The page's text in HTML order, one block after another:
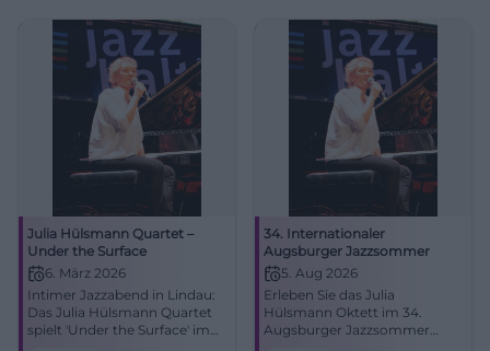
Julia Hülsmann Quartet –
Under the Surface
6. März 2026
Intimer Jazzabend in Lindau:
Das Julia Hülsmann Quartet
spielt 'Under the Surface' im
34. Internationaler
Augsburger Jazzsommer
5. Aug 2026
Erleben Sie das Julia
Hülsmann Oktett im 34.
Augsburger Jazzsommer